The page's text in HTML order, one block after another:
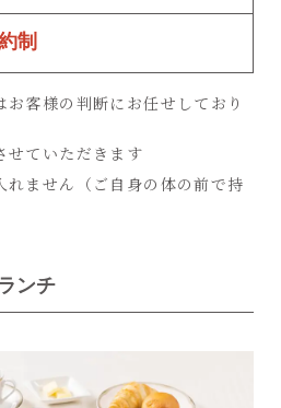
制
客様の判断にお任せしており
せていただきます
れません（ご自身の体の前で持
ンチ